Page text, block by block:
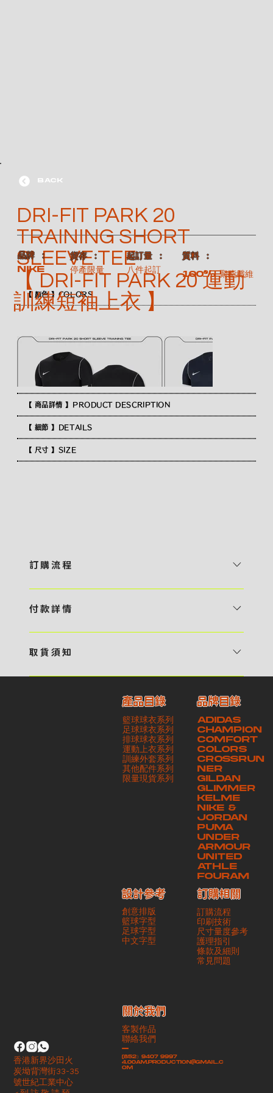
【 顏色 】COLORS
【 商品詳情 】PRODUCT DESCRIPTION
【 細節 】DETAILS
【 尺寸 】SIZE
BACK
DRI-FIT PARK 20
TRAINING SHORT
SLEEVE TEE
【 DRI-FIT PARK 20 運動
訓練短袖上衣 】
​品牌 ：
NIKE
​貨存 ：
停產限量
​起訂量 ：
八件起訂
​質料 ：
100% 聚酯纖維
訂 購 流 程
預 約 〉，參看官網上的商品目錄和作品照片去選擇心儀的款式，同時可
報價 貴客可透過電郵方式或 WhatsApp 平台提交定製資料，4AM 團
相關價目，貴客最終確認後將獲取正式完整單據，請安排繳付貨款訂金以
啟動貨品製作 4 / 商品印製 訂金核實後，4AM 團隊將隨即開始製作 5
/ 貨品提取 商品製作完成後，4AM 團隊將聯絡貴客安排貨款餘額及提取
貨品。貴客可選擇最適合的付款方式以及取貨安排
付 款 詳 情
・ Payme ・ 現金機入數 ・ 銀行櫃檯入數 ・ ATM自動櫃員機轉帳 ・
交易單據。如貴客欲更改電郵地址，請與 4AM 團隊聯絡 - 貴客的付款
記錄可透過電郵 或 WhatsApp平台（ 請註明訂單編號 ）交予4AM 團
隊核實有關款項 - 任何轉帳或換匯交易手續費等額外費用，一概不歸屬
本公司之責任 - 貴客請於收獲本公司正式訂購單據後 3 個工作天內安排
付款。如未能按期繳付所需款項，貴客須緻交因逾期所衍生之額外行政費
取 貨 須 知
請與4AM團隊職員聯絡預約取貨時間｜​ ・ GoGoVan ｜即日完成配送
服務｜運費由貴客現金支付司機｜ ・ 順豐速運 ｜貨件運送需要多於2－
3個工作天｜到付｜​ - 貴客請於貨品可取日起之 10 個工作天內安排提取
貨品，如逾期未取，本公司將不予保存相關貨品。有關貨款訂金將不予歸
還，貴客仍須負責貨款餘額 - 貴客請於收貨時小心核對貨品數量及檢查
貨品品質 - 基於 S.F. Express / GoGoVan 等託運商為第三方服務，
本公司將保證貨品安全到達第三方手中。如第三方在運送過程中引致任何
有關貨品之遺失、損毀、誤投或運送延誤，本公司一律不負責
產品目錄
籃球球衣系列
足球球衣系列
排球球衣系列
運動上衣系列
訓練外套系列
其他配件系列
​限量現貨系列
ADIDAS
CHAMPION
COMFORT
COLORS
CROSSRUN
NER
GILDAN
GLIMMER
KELME
NIKE &
JORDAN
PUMA
UNDER
ARMOUR
UNITED
ATHLE
FOURAM
品牌目錄
創意排版
籃球字型
足球字型
​中文字型
設計參考
訂購流程
印刷技術
尺寸量度參考
護理指引
條款及細則
​常見問題
訂購相關
客製作品
聯絡我們
-
(852）9407 9997
4.00am.production@gmail.c
om
​關於我們
香港新界沙田火
炭坳背灣街33-35
號世紀工業中心